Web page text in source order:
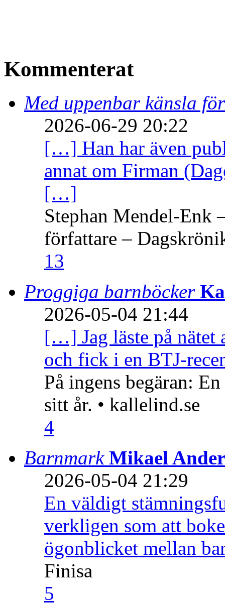
Kommenterat
Med uppenbar känsla
2026-06-29 20:22
[…] Han har även
annat om Firman
[…]
Stephan Mendel-Enk
författare –
13
Proggiga barnböcker
2026-05-04 21:44
[…] Jag läste på nätet
och fick i en BTJ-
På ingens begäran:
sitt år. • kallelind.se
4
Barnmark Mikael
2026-05-04 21:29
En väldigt
verkligen som att
ögonblicket mellan
Finisa
5